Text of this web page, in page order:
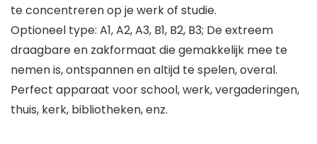
te concentreren op je werk of studie.
Optioneel type: A1, A2, A3, B1, B2, B3; De extreem
draagbare en zakformaat die gemakkelijk mee te
nemen is, ontspannen en altijd te spelen, overal.
Perfect apparaat voor school, werk, vergaderingen,
thuis, kerk, bibliotheken, enz.